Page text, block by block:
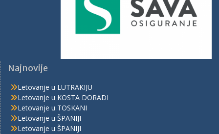
Najnovije
Letovanje u LUTRAKIJU
Letovanje u KOSTA DORADI
Letovanje u TOSKANI
Letovanje u ŠPANIJI
Letovanje u ŠPANIJI